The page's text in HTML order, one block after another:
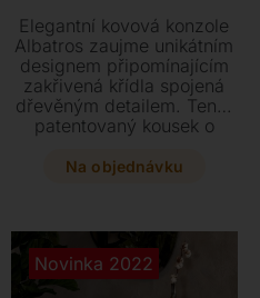
Elegantní kovová konzole
Albatros zaujme unikátním
designem připomínajícím
zakřivená křídla spojená
dřevěným detailem. Tento
patentovaný kousek o
cm skvěle doplní různé
lakovaného kovu a
prémiového dřeva.
Na objednávku
Novinka 2022